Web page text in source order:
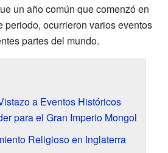
un año común que comenzó en
periodo, ocurrieron varios eventos
partes del mundo.
a Eventos Históricos
para el Gran Imperio Mongol
Religioso en Inglaterra